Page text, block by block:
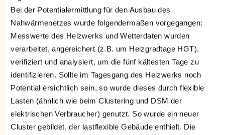
Bei der Potentialermittlung für den Ausbau des
Nahwärmenetzes wurde folgendermaßen vorgegangen:
Messwerte des Heizwerks und Wetterdaten wurden
verarbeitet, angereichert (z.B. um Heizgradtage HGT),
verifiziert und analysiert, um die fünf kältesten Tage zu
identifizieren. Sollte im Tagesgang des Heizwerks noch
Potential ersichtlich sein, so wurde dieses durch flexible
Lasten (ähnlich wie beim Clustering und DSM der
elektrischen Verbraucher) genutzt. So wurde ein neuer
Cluster gebildet, der lastflexible Gebäude enthielt. Die